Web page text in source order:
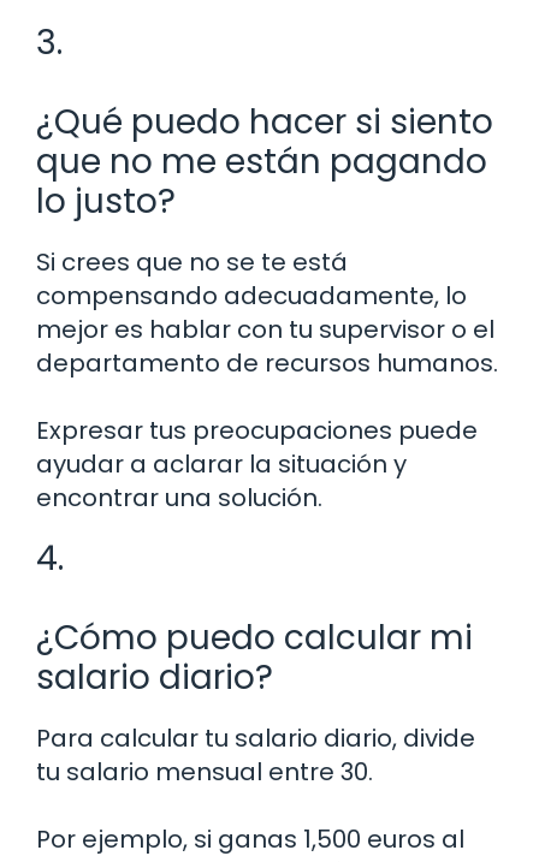
3.
¿Qué puedo hacer si siento
que no me están pagando
lo justo?
Si crees que no se te está
compensando adecuadamente, lo
mejor es hablar con tu supervisor o el
departamento de recursos humanos.
Expresar tus preocupaciones puede
ayudar a aclarar la situación y
encontrar una solución.
4.
¿Cómo puedo calcular mi
salario diario?
Para calcular tu salario diario, divide
tu salario mensual entre 30.
Por ejemplo, si ganas 1,500 euros al